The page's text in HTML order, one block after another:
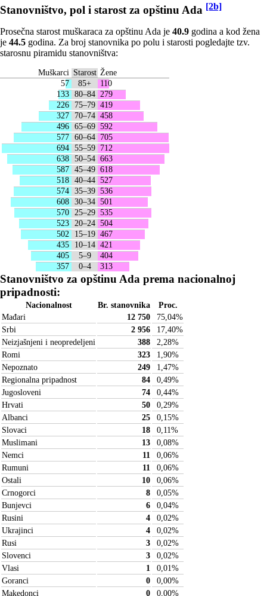
Stanovništvo, pol i starost za opštinu Ada [2b]
Prosečna starost muškaraca za opštinu Ada je 40.9 godina a kod žena
je 44.5 godina. Za broj stanovnika po polu i starosti pogledajte tzv.
starosnu piramidu stanovništva:
Muškarci Starost Žene
57
85+
110
133 80–84
279
226
75–79 419
327
70–74 458
496 65–69 592
577 60–64
705
694 55–59
712
638 50–54 663
587 45–49 618
518 40–44 527
574 35–39 536
608 30–34 501
570
25–29 535
523
20–24 504
502
15–19 467
435
10–14 421
405
5–9
404
357
0–4 313
Stanovništvo za opštinu Ada prema nacionalnoj
pripadnosti:
Nacionalnost Br. stanovnika
Proc.
Mađari
12 750 75,04%
Srbi
2 956 17,40%
Neizjašnjeni i neopredeljeni
388 2,28%
Romi
323 1,90%
Nepoznato
249 1,47%
Regionalna pripadnost
84 0,49%
Jugosloveni
74 0,44%
Hrvati
50 0,29%
Albanci
25 0,15%
Slovaci
18 0,11 %
Muslimani
13 0,08%
Nemci
11 0,06%
Rumuni
11 0,06%
Ostali
10 0,06%
Crnogorci
8 0,05%
Bunjevci
6 0,04%
Rusini
4 0,02%
Ukrajinci
4 0,02%
Rusi
3 0,02%
Slovenci
3 0,02%
Vlasi
1 0,01 %
Goranci
0 0,00%
Makedonci
0 0,00%